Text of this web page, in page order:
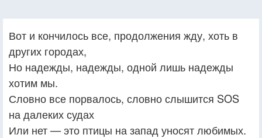
Вот и кончилось все, продолжения жду, хоть в
других городах,
Но надежды, надежды, одной лишь надежды
хотим мы.
Словно все порвалось, словно слышится SOS
на далеких судах
Или нет — это птицы на запад уносят любимых.